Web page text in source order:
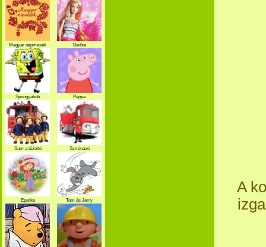
A
Magyar népmesék Barbie
Spongyabob Peppa
Sam a tűzoltó
Szirénázó
szupercsapat
Eperke Tom és Jerry